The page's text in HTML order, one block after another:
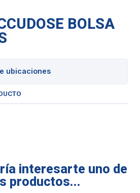
BOLSA
ubicaciones
interesarte uno de
productos...